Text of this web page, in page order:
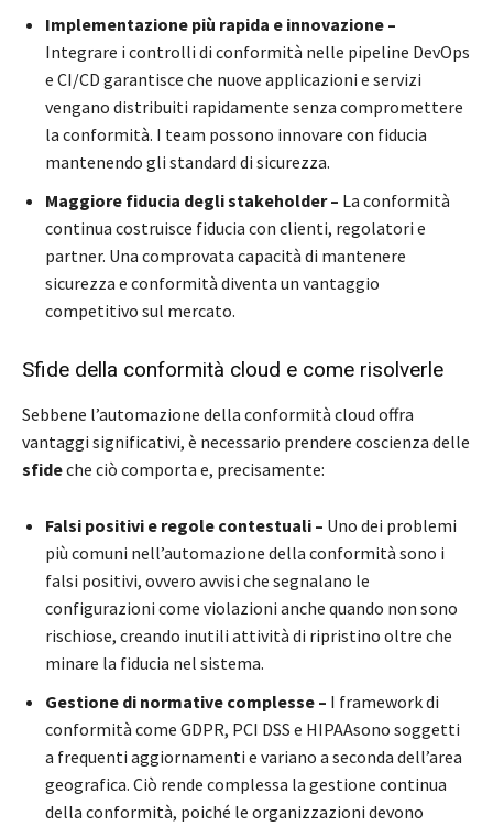
Implementazione più rapida e innovazione –
Integrare i controlli di conformità nelle pipeline DevOps
e CI/CD garantisce che nuove applicazioni e servizi
vengano distribuiti rapidamente senza compromettere
la conformità. I team possono innovare con fiducia
mantenendo gli standard di sicurezza.
Maggiore fiducia degli stakeholder – La conformità
continua costruisce fiducia con clienti, regolatori e
partner. Una comprovata capacità di mantenere
sicurezza e conformità diventa un vantaggio
competitivo sul mercato.
Sfide della conformità cloud e come risolverle
Sebbene l’automazione della conformità cloud offra
vantaggi significativi, è necessario prendere coscienza delle
sfideche ciò comporta e, precisamente:
Falsi positivi e regole contestuali – Uno dei problemi
più comuni nell’automazione della conformità sono i
falsi positivi, ovvero avvisi che segnalano le
configurazioni come violazioni anche quando non sono
rischiose, creando inutili attività di ripristino oltre che
minare la fiducia nel sistema.
Gestione di normative complesse – I framework di
conformità come GDPR, PCI DSS e HIPAAsono soggetti
a frequenti aggiornamenti e variano a seconda dell’area
geografica. Ciò rende complessa la gestione continua
della conformità, poiché le organizzazioni devono